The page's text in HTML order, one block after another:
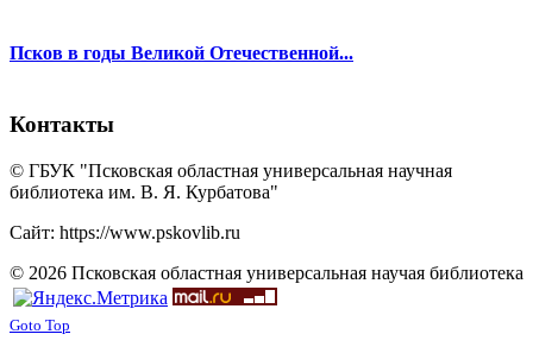
Псков в годы Великой Отечественной...
Контакты
© ГБУК "Псковская областная универсальная научная
библиотека им. В. Я. Курбатова"
Сайт: https://www.pskovlib.ru
© 2026 Псковская областная универсальная научая библиотека
Goto Top